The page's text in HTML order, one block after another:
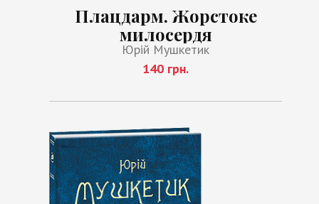
Плацдарм. Жорстоке
милосердя
Юрій Мушкетик
140 грн.